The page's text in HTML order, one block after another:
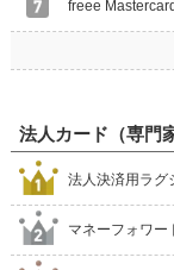
freee Mastercard
法人カード（専門
法人決済用ラ
マネーフォワー